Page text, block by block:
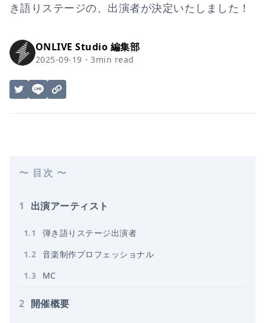
き語りステージの、出演者が決定いたしました！
ONLIVE Studio 編集部
2025-09-19 ・3min read
〜 目次 〜
1 出演アーティスト
1.1
弾き語りステージ出演者
1.2 音楽制作プロフェッショナル
1.3 MC
2 開催概要